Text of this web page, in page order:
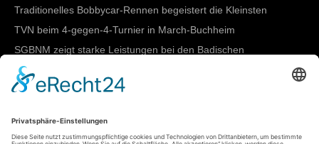
Traditionelles Bobbycar-Rennen begeistert die Kleinsten
TVN beim 4-gegen-4-Turnier in March-Buchheim
SGBNM zeigt starke Leistungen bei den Badischen
Meisterschaften in Lörrach
Damen I mit nächstem Heimtestspiel
Sportkreisschwimmfest